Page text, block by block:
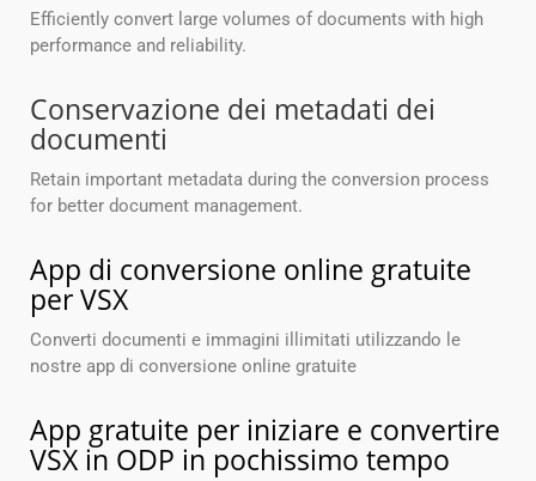
Efficiently convert large volumes of documents with high
performance and reliability.
Conservazione dei metadati dei
documenti
Retain important metadata during the conversion process
for better document management.
App di conversione online gratuite
per VSX
Converti documenti e immagini illimitati utilizzando le
nostre app di conversione online gratuite
App gratuite per iniziare e convertire
VSX in ODP in pochissimo tempo